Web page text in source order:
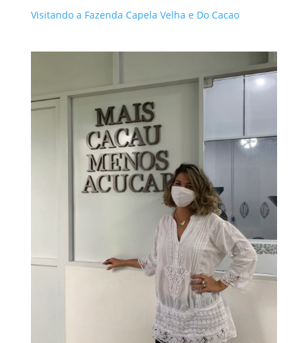
Visitando a Fazenda Capela Velha e Do Cacao